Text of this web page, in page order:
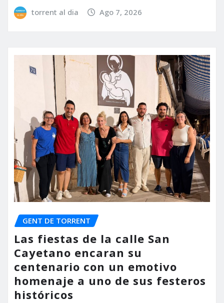
torrent al dia Ago 7, 2026
GENT DE TORRENT
Las fiestas de la calle San
Cayetano encaran su
centenario con un emotivo
homenaje a uno de sus festeros
históricos